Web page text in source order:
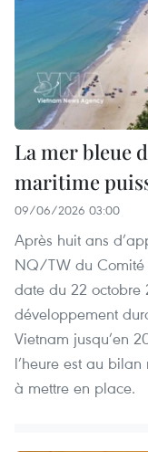
La mer bleue
maritime
09/06/2026 03:00
Après huit ans
NQ/TW du Comité
date du 22 octobre
développement
Vietnam jusqu’en
l’heure est au
à mettre en place.